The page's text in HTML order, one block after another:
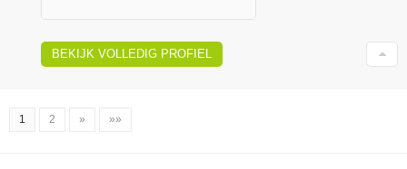
BEKIJK VOLLEDIG PROFIEL
1 2 » »»